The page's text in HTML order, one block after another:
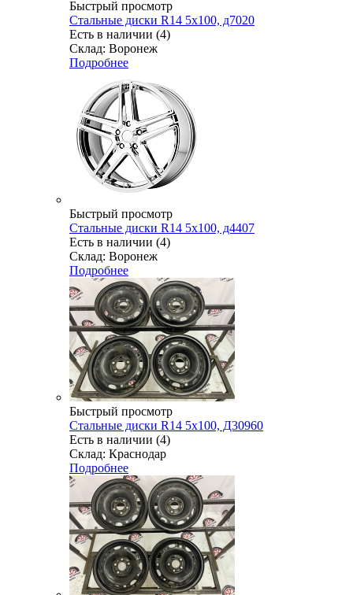
Быстрый просмотр
Стальные диски R14 5x100, д7020
Есть в наличии (4)
Склад: Воронеж
Подробнее
Быстрый просмотр
Стальные диски R14 5x100, д4407
Есть в наличии (4)
Склад: Воронеж
Подробнее
Быстрый просмотр
Стальные диски R14 5x100, Д30960
Есть в наличии (4)
Склад: Краснодар
Подробнее